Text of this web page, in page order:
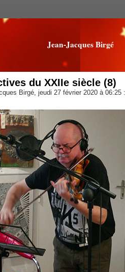
Jean-Jacques Birgé
du XXIIe siècle (8)
Birgé, jeudi 27 février 2020 à 06:25